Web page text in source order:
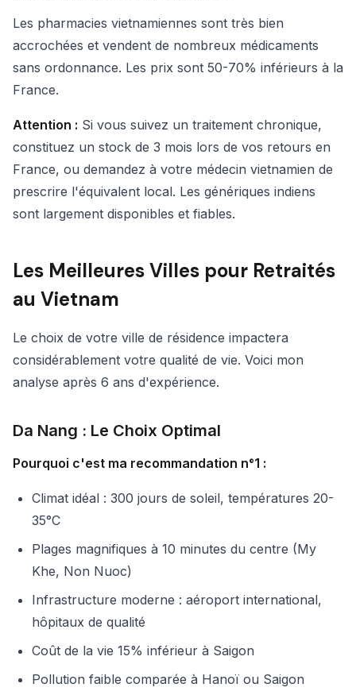
Les pharmacies vietnamiennes sont très bien
accrochées et vendent de nombreux médicaments
sans ordonnance. Les prix sont 50-70% inférieurs à la
France.
Attention : Si vous suivez un traitement chronique,
constituez un stock de 3 mois lors de vos retours en
France, ou demandez à votre médecin vietnamien de
prescrire l'équivalent local. Les génériques indiens
sont largement disponibles et fiables.
Les Meilleures Villes pour Retraités
au Vietnam
Le choix de votre ville de résidence impactera
considérablement votre qualité de vie. Voici mon
analyse après 6 ans d'expérience.
Da Nang : Le Choix Optimal
Pourquoi c'est ma recommandation n°1 :
Climat idéal : 300 jours de soleil, températures 20-
35°C
Plages magnifiques à 10 minutes du centre (My
Khe, Non Nuoc)
Infrastructure moderne : aéroport international,
hôpitaux de qualité
Coût de la vie 15% inférieur à Saigon
Pollution faible comparée à Hanoï ou Saigon